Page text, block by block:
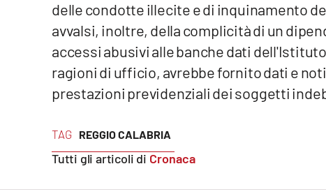
Vai
TAG REGGIO CALABRIA
Tutti gli articoli di Cronaca
delle condotte illecite e di inquinamento
avvalsi, inoltre, della complicità di un
accessi abusivi alle banche dati
ragioni di ufficio, avrebbe fornito dati e
prestazioni previdenziali dei soggetti